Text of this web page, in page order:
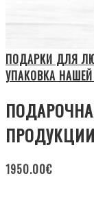
ПОДАРКИ ДЛЯ
УПАКОВКА
ПРОДУКЦИИ
1950.00€